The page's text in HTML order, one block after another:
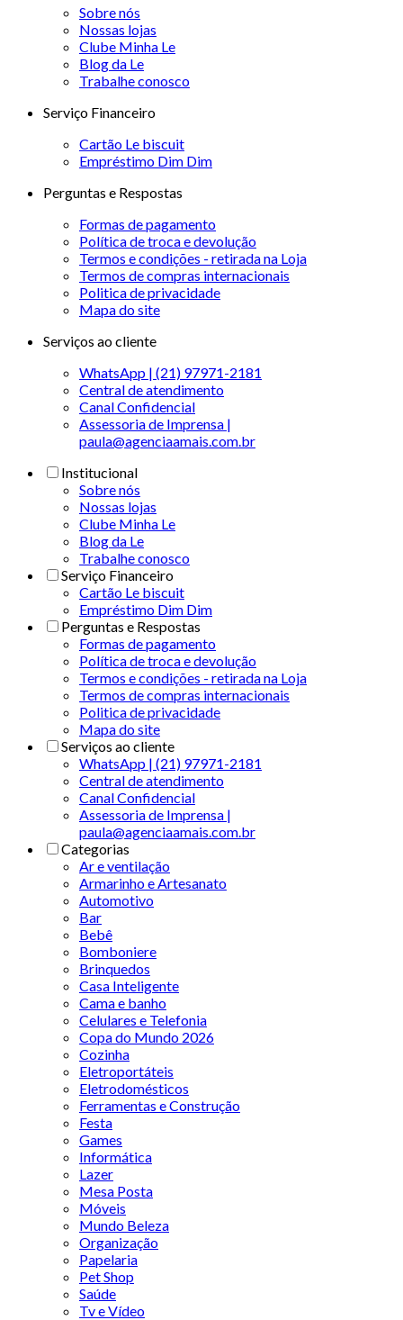
Sobre nós
Nossas lojas
Clube Minha Le
Blog da Le
Trabalhe conosco
Serviço Financeiro
Cartão Le biscuit
Empréstimo Dim Dim
Perguntas e Respostas
Formas de pagamento
Política de troca e devolução
Termos e condições - retirada na Loja
Termos de compras internacionais
Politica de privacidade
Mapa do site
Serviços ao cliente
WhatsApp | (21) 97971-2181
Central de atendimento
Canal Confidencial
Assessoria de Imprensa |
paula@agenciaamais.com.br
Institucional
Sobre nós
Nossas lojas
Clube Minha Le
Blog da Le
Trabalhe conosco
Serviço Financeiro
Cartão Le biscuit
Empréstimo Dim Dim
Perguntas e Respostas
Formas de pagamento
Política de troca e devolução
Termos e condições - retirada na Loja
Termos de compras internacionais
Politica de privacidade
Mapa do site
Serviços ao cliente
WhatsApp | (21) 97971-2181
Central de atendimento
Canal Confidencial
Assessoria de Imprensa |
paula@agenciaamais.com.br
Categorias
Ar e ventilação
Armarinho e Artesanato
Automotivo
Bar
Bebê
Bomboniere
Brinquedos
Casa Inteligente
Cama e banho
Celulares e Telefonia
Copa do Mundo 2026
Cozinha
Eletroportáteis
Eletrodomésticos
Ferramentas e Construção
Festa
Games
Informática
Lazer
Mesa Posta
Móveis
Mundo Beleza
Organização
Papelaria
Pet Shop
Saúde
Tv e Vídeo